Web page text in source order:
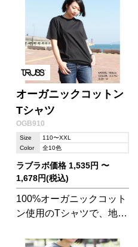
オーガニックコットン
Tシャツ
OGB910
Size
110〜XXL
Color
全10色
ラブラボ価格 1,535円 〜
1,678円(税込)
100%オーガニックコット
ン使用のTシャツで、地球
はじめませんか。